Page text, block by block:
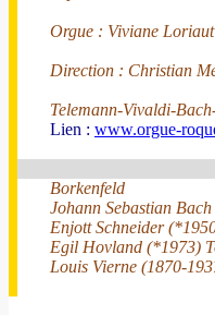
Orgue : Viviane Loriaut
Direction : Christian
Telemann-Vivaldi-
Lien : www.orgue-
Borkenfeld
Johann Sebastian
Enjott Schneider
Egil Hovland (*1973)
Louis Vierne (1870-